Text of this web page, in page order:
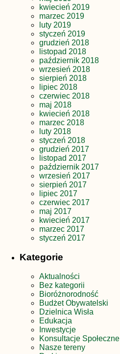
kwiecień 2019
marzec 2019
luty 2019
styczeń 2019
grudzień 2018
listopad 2018
październik 2018
wrzesień 2018
sierpień 2018
lipiec 2018
czerwiec 2018
maj 2018
kwiecień 2018
marzec 2018
luty 2018
styczeń 2018
grudzień 2017
listopad 2017
październik 2017
wrzesień 2017
sierpień 2017
lipiec 2017
czerwiec 2017
maj 2017
kwiecień 2017
marzec 2017
styczeń 2017
Kategorie
Aktualności
Bez kategorii
Bioróżnorodność
Budżet Obywatelski
Dzielnica Wisła
Edukacja
Inwestycje
Konsultacje Społeczne
Nasze tereny